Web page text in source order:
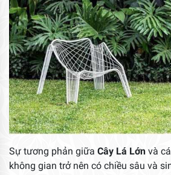
Sự tương phản giữa Cây Lá Lớn và
không gian trở nên có chiều sâu và